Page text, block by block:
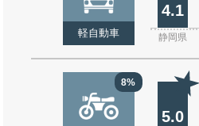
軽自動車
4.1
静岡県
8%
5.0